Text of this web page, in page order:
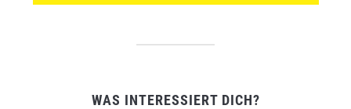
WAS INTERESSIERT DICH?